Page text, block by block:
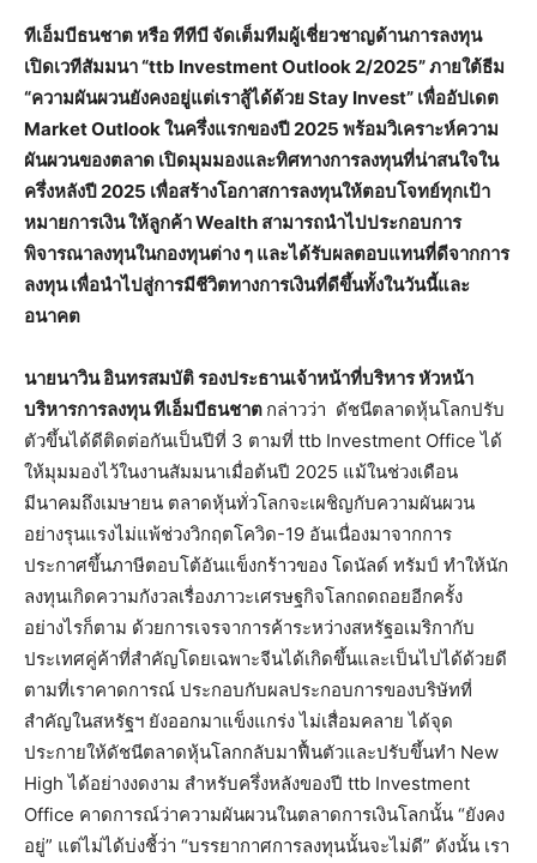
ทีเอ็มบีธนชาต หรือ ทีทีบี จัดเต็มทีมผู้เชี่ยวชาญด้านการลงทุน
เปิดเวทีสัมมนา “ttb Investment Outlook 2/2025” ภายใต้ธีม
“ความผันผวนยังคงอยู่แต่เราสู้ได้ด้วย Stay Invest” เพื่ออัปเดต
Market Outlook ในครึ่งแรกของปี 2025 พร้อมวิเคราะห์ความ
ผันผวนของตลาด เปิดมุมมองและทิศทางการลงทุนที่น่าสนใจใน
ครึ่งหลังปี 2025 เพื่อสร้างโอกาสการลงทุนให้ตอบโจทย์ทุกเป้า
หมายการเงิน ให้ลูกค้า Wealth สามารถนำไปประกอบการ
พิจารณาลงทุนในกองทุนต่าง ๆ และได้รับผลตอบแทนที่ดีจากการ
ลงทุน เพื่อนำไปสู่การมีชีวิตทางการเงินที่ดีขึ้นทั้งในวันนี้และ
อนาคต
นายนาวิน อินทรสมบัติ รองประธานเจ้าหน้าที่บริหาร หัวหน้า
บริหารการลงทุน ทีเอ็มบีธนชาต กล่าวว่า ดัชนีตลาดหุ้นโลกปรับ
ตัวขึ้นได้ดีติดต่อกันเป็นปีที่ 3 ตามที่ ttb Investment Office ได้
ให้มุมมองไว้ในงานสัมมนาเมื่อต้นปี 2025 แม้ในช่วงเดือน
มีนาคมถึงเมษายน ตลาดหุ้นทั่วโลกจะเผชิญกับความผันผวน
อย่างรุนแรงไม่แพ้ช่วงวิกฤตโควิด-19 อันเนื่องมาจากการ
ประกาศขึ้นภาษีตอบโต้อันแข็งกร้าวของ โดนัลด์ ทรัมป์ ทำให้นัก
ลงทุนเกิดความกังวลเรื่องภาวะเศรษฐกิจโลกถดถอยอีกครั้ง
อย่างไรก็ตาม ด้วยการเจรจาการค้าระหว่างสหรัฐอเมริกากับ
ประเทศคู่ค้าที่สำคัญโดยเฉพาะจีนได้เกิดขึ้นและเป็นไปได้ด้วยดี
ตามที่เราคาดการณ์ ประกอบกับผลประกอบการของบริษัทที่
สำคัญในสหรัฐฯ ยังออกมาแข็งแกร่ง ไม่เสื่อมคลาย ได้จุด
ประกายให้ดัชนีตลาดหุ้นโลกกลับมาฟื้นตัวและปรับขึ้นทำ New
High ได้อย่างงดงาม สำหรับครึ่งหลังของปี ttb Investment
Office คาดการณ์ว่าความผันผวนในตลาดการเงินโลกนั้น “ยังคง
อยู่” แต่ไม่ได้บ่งชี้ว่า “บรรยากาศการลงทุนนั้นจะไม่ดี” ดังนั้น เรา